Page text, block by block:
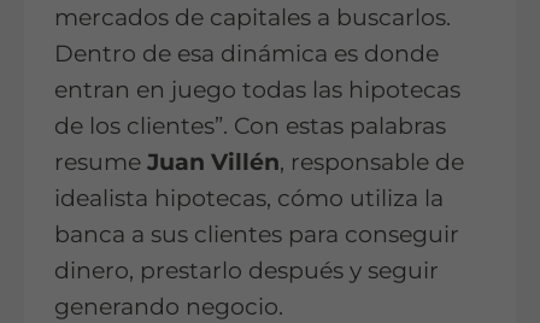
mercados de capitales a buscarlos.
Dentro de esa dinámica es donde
entran en juego todas las hipotecas
de los clientes”. Con estas palabras
resume Juan Villén, responsable de
idealista hipotecas, cómo utiliza la
banca a sus clientes para conseguir
dinero, prestarlo después y seguir
generando negocio.